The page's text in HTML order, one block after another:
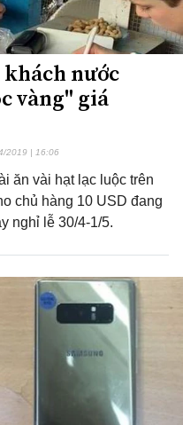
nước
vàng" giá
2019 | 16:06
ăn vài hạt lạc luộc trên
chủ hàng 10 USD đang
nghỉ lễ 30/4-1/5.